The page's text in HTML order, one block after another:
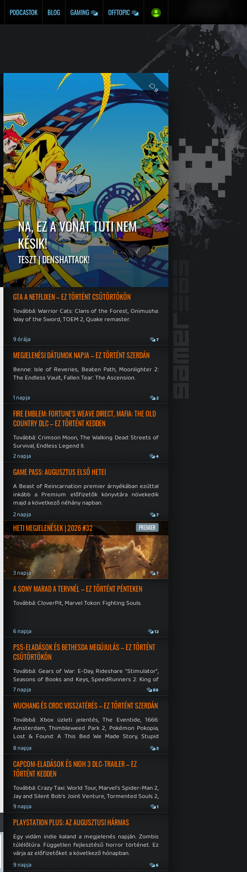
PODCASTOK BLOG GAMING OFFTOPIC
NA, EZ A VONAT TUTI NEM
KÉSIK!
TESZT | DENSHATTACK!
9
GTA A NETFLIXEN – EZ TÖRTÉNT CSÜTÖRTÖKÖN
Továbbá: Warrior Cats: Clans of the Forest, Onimusha:
Way of the Sword, TOEM 2, Quake remaster.
9 órája 7
MEGJELENÉSI DÁTUMOK NAPJA – EZ TÖRTÉNT SZERDÁN
Benne: Isle of Reveries, Beaten Path, Moonlighter 2:
The Endless Vault, Fallen Tear: The Ascension.
1 napja 2
FIRE EMBLEM: FORTUNE'S WEAVE DIRECT, MAFIA: THE OLD
COUNTRY DLC – EZ TÖRTÉNT KEDDEN
Továbbá: Crimson Moon, The Walking Dead: Streets of
Survival, Endless Legend II.
2 napja 4
GAME PASS: AUGUSZTUS ELSŐ HETEI
A Beast of Reincarnation premier árnyékában ezúttal
inkább a Premium előfizetők könyvtára növekedik
majd a következő néhány napban.
2 napja 7
HETI MEGJELENÉSEK | 2026 #32 PREMIER
3 napja 7
A SONY MARAD A TERVNÉL – EZ TÖRTÉNT PÉNTEKEN
Továbbá: CloverPit, Marvel Tokon: Fighting Souls.
6 napja 12
PS5-ELADÁSOK ÉS BETHESDA MEGÚJULÁS – EZ TÖRTÉNT
CSÜTÖRTÖKÖN
Továbbá: Gears of War: E-Day, Rideshare "Stimulator",
Seasons of Books and Keys, SpeedRunners 2: King of
Speed.
7 napja 86
WUCHANG ÉS CROC VISSZATÉRÉS – EZ TÖRTÉNT SZERDÁN
Továbbá: Xbox üzleti jelentés, The Eventide, 1666:
Amsterdam, Thimbleweed Park 2, Pokémon Pokopia,
Lost & Found: A This Bed We Made Story, Stupid
Never Dies.
8 napja 3
CAPCOM-ELADÁSOK ÉS NIOH 3 DLC-TRAILER – EZ
TÖRTÉNT KEDDEN
Továbbá: Crazy Taxi: World Tour, Marvel's Spider-Man 2,
Jay and Silent Bob's Joint Venture, Tormented Souls 2,
No More Room in Hell, Slain 2: The Beast Within.
9 napja 1
PLAYSTATION PLUS: AZ AUGUSZTUSI HÁRMAS
Egy vidám indie kaland a megjelenés napján. Zombis
túlélőtúra. Független fejlesztésű horror történet. Ez
várja az előfizetőket a következő hónapban.
9 napja 6